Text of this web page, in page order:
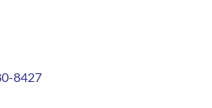
8427